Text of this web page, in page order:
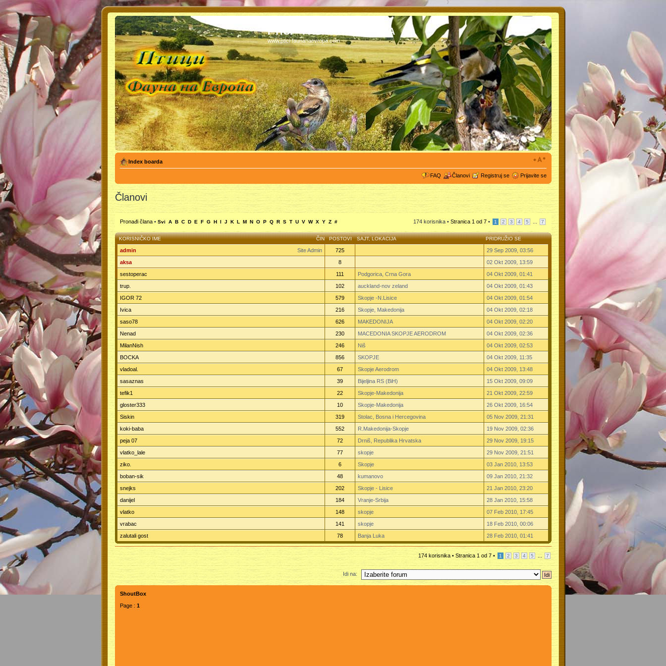
PTICI - FAUNA NA EVROPA
www.ptici-faunanaevropa.com
Index boarda
FAQ Članovi Registruj se Prijavite se
Članovi
Pronađi člana• Svi A B C D E F G H I J K L M N O P Q R S T U V W X Y Z # 174 korisnika • Stranica 1 od 7• 1 2 3 4 5 7
ČIN
KORISNIČKO IME POSTOVI SAJT,LOKACIJA PRIDRUŽIO SE
Site Admin
admin 725
29 Sep 2009, 03:56
aksa
8
02 Okt 2009, 13:59
sestoperac
111 Podgorica, Crna Gora
04 Okt 2009, 01:41
trup.
102 auckland-nov zeland
04 Okt 2009, 01:43
IGOR 72
579 Skopje -N.Lisice
04 Okt 2009, 01:54
Ivica
216 Skopje, Makedonija
04 Okt 2009, 02:18
saso78
626 MAKEDONIJA
04 Okt 2009, 02:20
Nenad
230 MACEDONIA SKOPJE AERODROM
04 Okt 2009, 02:36
MilanNish
246 Niš
04 Okt 2009, 02:53
BOCKA
856 SKOPJE
04 Okt 2009, 11:35
vladoal.
67 Skopje Aerodrom
04 Okt 2009, 13:48
sasaznas
39 Bijeljina RS (BiH)
15 Okt 2009, 09:09
tefik1
22 Skopje-Makedonija
21 Okt 2009, 22:59
gloster333
10 Skopje-Makedonija
26 Okt 2009, 16:54
Siskin
319 Stolac, Bosna i Hercegovina
05 Nov 2009, 21:31
koki-baba
552 R.Makedonija-Skopje
19 Nov 2009, 02:36
peja 07
72 Drniš, Republika Hrvatska
29 Nov 2009, 19:15
vlatko_lale
77 skopje
29 Nov 2009, 21:51
ziko.
6 Skopje
03 Jan 2010, 13:53
boban-sik
48 kumanovo
09 Jan 2010, 21:32
snejks
202 Skopje - Lisice
21 Jan 2010, 23:20
danijel
184 Vranje-Srbija
28 Jan 2010, 15:58
vlatko
148 skopje
07 Feb 2010, 17:45
vrabac
141 skopje
18 Feb 2010, 00:06
zalutali gost
78 Banja Luka 28 Feb 2010, 01:41
174 korisnika • Stranica 1 od 7• 1 2 3 4 5 ... 7
Idi na:
ShoutBox
Page : 1